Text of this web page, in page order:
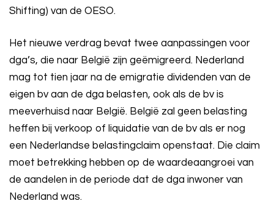
Shifting) van de OESO.
Het nieuwe verdrag bevat twee aanpassingen voor
dga’s, die naar België zijn geëmigreerd. Nederland
mag tot tien jaar na de emigratie dividenden van de
eigen bv aan de dga belasten, ook als de bv is
meeverhuisd naar België. België zal geen belasting
heffen bij verkoop of liquidatie van de bv als er nog
een Nederlandse belastingclaim openstaat. Die claim
moet betrekking hebben op de waardeaangroei van
de aandelen in de periode dat de dga inwoner van
Nederland was.